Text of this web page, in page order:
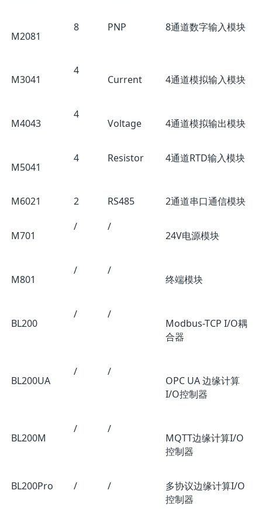
M2081
8 PNP 8通道数字输入模块
M3041
4
Current 4通道模拟输入模块
M4043
4
Voltage 4通道模拟输出模块
M5041
4 Resistor 4通道RTD输入模块
M6021 2 RS485 2通道串口通信模块
M701
/ /
24V电源模块
M801
/ /
终端模块
BL200
/ /
Modbus-TCP I/O耦
合器
BL200UA
/ /
OPC UA 边缘计算
I/O控制器
BL200M
/ /
MQTT边缘计算I/O
控制器
BL200Pro / /
多协议边缘计算I/O
控制器